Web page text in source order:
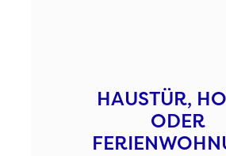
HAUSTÜR,
ODER